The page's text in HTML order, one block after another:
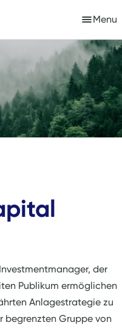
Menu
der
Publikum ermöglichen
Anlagestrategie zu
begrenzten Gruppe von